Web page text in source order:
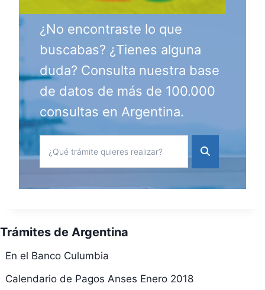
¿No encontraste lo que
buscabas? ¿Tienes alguna
duda? Consulta nuestra base
de datos de más de 100.000
consultas en Argentina.
Trámites de Argentina
En el Banco Culumbia
Calendario de Pagos Anses Enero 2018